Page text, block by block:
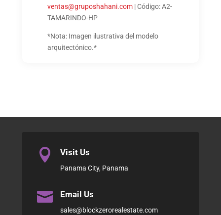
ventas@gruposhahani.com| Código: A2-
TAMARINDO-HP
*Nota: Imagen ilustrativa del modelo
arquitectónico.*
 Visit Us
Panama City, Panama
 Email Us
sales@blockzerorealestate.com